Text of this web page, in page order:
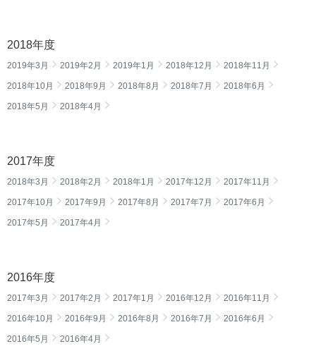
2018年度
2019年3月 2019年2月 2019年1月 2018年12月 2018年11月
2018年10月 2018年9月 2018年8月 2018年7月 2018年6月
2018年5月 2018年4月
2017年度
2018年3月 2018年2月 2018年1月 2017年12月 2017年11月
2017年10月 2017年9月 2017年8月 2017年7月 2017年6月
2017年5月 2017年4月
2016年度
2017年3月 2017年2月 2017年1月 2016年12月 2016年11月
2016年10月 2016年9月 2016年8月 2016年7月 2016年6月
2016年5月 2016年4月